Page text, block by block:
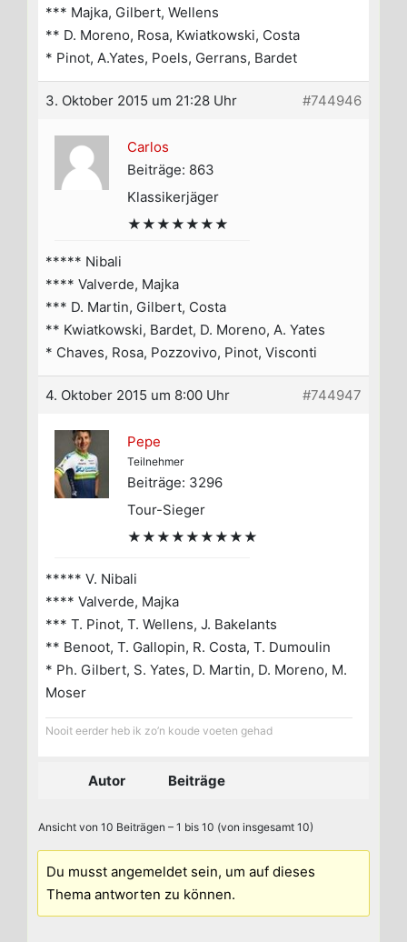
*** Majka, Gilbert, Wellens
** D. Moreno, Rosa, Kwiatkowski, Costa
* Pinot, A.Yates, Poels, Gerrans, Bardet
3. Oktober 2015 um 21:28 Uhr #744946
Carlos
Beiträge: 863
Klassikerjäger
★★★★★★★
***** Nibali
**** Valverde, Majka
*** D. Martin, Gilbert, Costa
** Kwiatkowski, Bardet, D. Moreno, A. Yates
* Chaves, Rosa, Pozzovivo, Pinot, Visconti
4. Oktober 2015 um 8:00 Uhr #744947
Pepe
Teilnehmer
Beiträge: 3296
Tour-Sieger
★★★★★★★★★
***** V. Nibali
**** Valverde, Majka
*** T. Pinot, T. Wellens, J. Bakelants
** Benoot, T. Gallopin, R. Costa, T. Dumoulin
* Ph. Gilbert, S. Yates, D. Martin, D. Moreno, M.
Moser
Nooit eerder heb ik zo’n koude voeten gehad
Autor Beiträge
Ansicht von 10 Beiträgen – 1 bis 10 (von insgesamt 10)
Du musst angemeldet sein, um auf dieses
Thema antworten zu können.